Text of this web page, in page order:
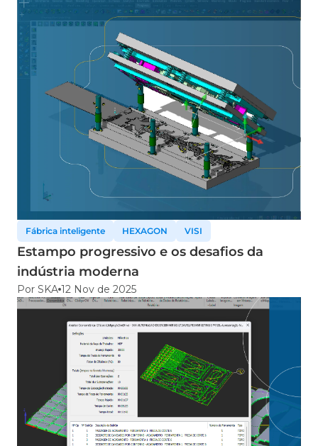
Fábrica inteligente HEXAGON VISI
Estampo progressivo e os desafios da
indústria moderna
Por SKA 12 Nov de 2025